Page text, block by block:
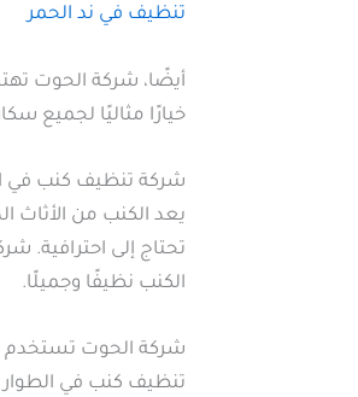
تنظيف في ند الحمر
أيضًا، شركة الحوت
خيارًا مثاليًا لجميع
شركة تنظيف كنب في
يعد الكنب من الأثاث
تحتاج إلى
الكنب نظيفًا وجميلًا.
شركة الحوت تستخدم
تنظيف كنب في الطوار